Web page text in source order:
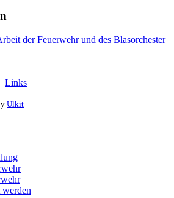
der Feuerwehr und des Blasorchester
Links
Ulkit